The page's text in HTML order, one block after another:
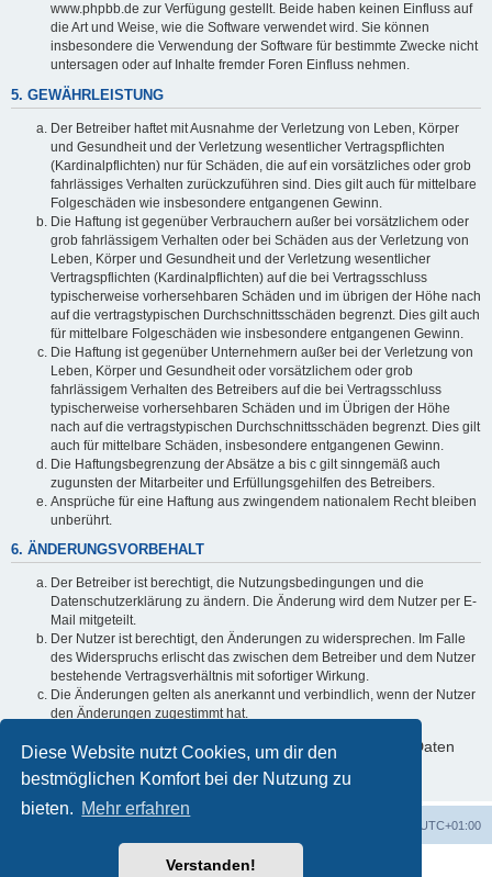
Diese Website nutzt Cookies, um dir den
bestmöglichen Komfort bei der Nutzung zu
bieten. Mehr erfahren
Verstanden!
www.phpbb.de zur Verfügung gestellt. Beide haben keinen Einfluss auf
die Art und Weise, wie die Software verwendet wird. Sie können
insbesondere die Verwendung der Software für bestimmte Zwecke nicht
untersagen oder auf Inhalte fremder Foren Einfluss nehmen.
5. GEWÄHRLEISTUNG
Der Betreiber haftet mit Ausnahme der Verletzung von Leben, Körper
und Gesundheit und der Verletzung wesentlicher Vertragspflichten
(Kardinalpflichten) nur für Schäden, die auf ein vorsätzliches oder grob
fahrlässiges Verhalten zurückzuführen sind. Dies gilt auch für mittelbare
Folgeschäden wie insbesondere entgangenen Gewinn.
Die Haftung ist gegenüber Verbrauchern außer bei vorsätzlichem oder
grob fahrlässigem Verhalten oder bei Schäden aus der Verletzung von
Leben, Körper und Gesundheit und der Verletzung wesentlicher
Vertragspflichten (Kardinalpflichten) auf die bei Vertragsschluss
typischerweise vorhersehbaren Schäden und im übrigen der Höhe nach
auf die vertragstypischen Durchschnittsschäden begrenzt. Dies gilt auch
für mittelbare Folgeschäden wie insbesondere entgangenen Gewinn.
Die Haftung ist gegenüber Unternehmern außer bei der Verletzung von
Leben, Körper und Gesundheit oder vorsätzlichem oder grob
fahrlässigem Verhalten des Betreibers auf die bei Vertragsschluss
typischerweise vorhersehbaren Schäden und im Übrigen der Höhe
nach auf die vertragstypischen Durchschnittsschäden begrenzt. Dies gilt
auch für mittelbare Schäden, insbesondere entgangenen Gewinn.
Die Haftungsbegrenzung der Absätze a bis c gilt sinngemäß auch
zugunsten der Mitarbeiter und Erfüllungsgehilfen des Betreibers.
Ansprüche für eine Haftung aus zwingendem nationalem Recht bleiben
unberührt.
6. ÄNDERUNGSVORBEHALT
Der Betreiber ist berechtigt, die Nutzungsbedingungen und die
Datenschutzerklärung zu ändern. Die Änderung wird dem Nutzer per E-
Mail mitgeteilt.
Der Nutzer ist berechtigt, den Änderungen zu widersprechen. Im Falle
des Widerspruchs erlischt das zwischen dem Betreiber und dem Nutzer
bestehende Vertragsverhältnis mit sofortiger Wirkung.
Die Änderungen gelten als anerkannt und verbindlich, wenn der Nutzer
den Änderungen zugestimmt hat.
Informationen über den Umgang mit deinen persönlichen Daten
sind in der Datenschutzerklärung enthalten.
UTC+01:00
Powered byphpBB® Forum Software © phpBB Limited